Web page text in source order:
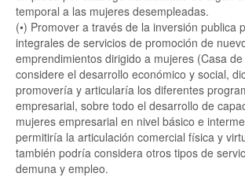
temporal a las mujeres desempleadas.
(•) Promover a través de la inversión publica
integrales de servicios de promoción de
emprendimientos dirigido a mujeres (Casa
considere el desarrollo económico y social,
promovería y articularía los diferentes
empresarial, sobre todo el desarrollo de
mujeres empresarial en nivel básico e
permitiría la articulación comercial física y
también podría considera otros tipos de
demuna y empleo.